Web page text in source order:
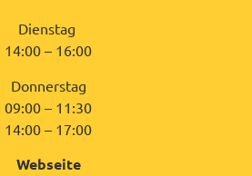
Dienstag
14:00 – 16:00
Donnerstag
09:00 – 11:30
14:00 – 17:00
Webseite